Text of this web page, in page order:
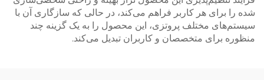
شده را برای هر کاربر فراهم می‌کند، در حالی که سازگاری آن با
سیستم‌های مختلف پروتزی، این محصول را به یک گزینه چند
منظوره برای متخصصان و کاربران تبدیل می‌کند.